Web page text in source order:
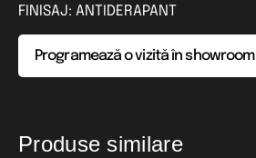
FINISAJ: ANTIDERAPANT
Programează o vizită în showroom
Produse similare